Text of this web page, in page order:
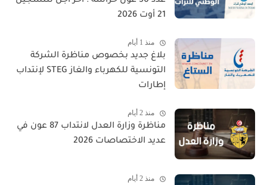
21 أوت 2026
منذ 1 أيام
بلاغ جديد بخصوص مناظرة الشركة
التونسية للكهرباء والغاز STEG لإنتداب
إطارات
منذ 2 أيام
مناظرة وزارة العدل لانتداب 87 عون في
عديد الاختصاصات 2026
منذ 2 أيام